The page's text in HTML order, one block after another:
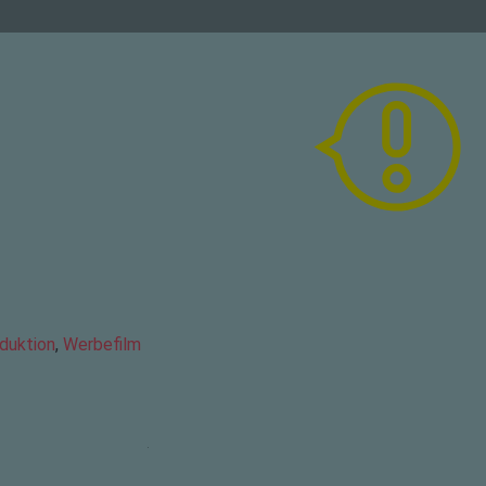
, Werbefilm